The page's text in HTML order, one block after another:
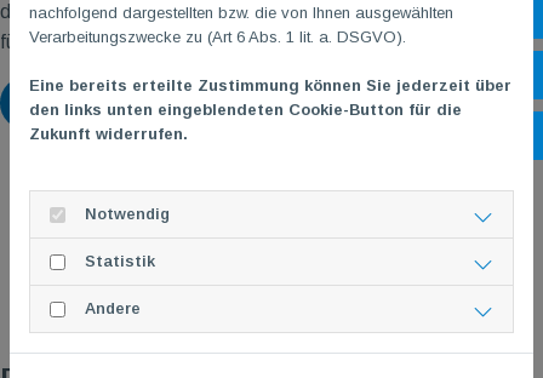
Zurück
die unseren Verein zu einer Gemeinschaft machen! Wir sorgen
für Bewegung, Spaß und Geselligkeit.
nachfolgend dargestellten bzw. die von Ihnen ausgewählten
Verarbeitungszwecke zu (Art 6 Abs. 1 lit. a. DSGVO).
Eine bereits erteilte Zustimmung können Sie jederzeit über
den links unten eingeblendeten Cookie-Button für die
Zukunft widerrufen.
Notwendig
Statistik
Andere